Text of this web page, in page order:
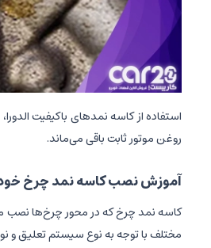
استفاده از کاسه نمدهای باکیفیت
روغن موتور ثابت باقی می‌ماند.
آموزش نصب کاسه نمد چرخ
کاسه نمد چرخ که در محور چرخ‌ها نصب
مختلف با توجه به نوع سیستم تعلیق و